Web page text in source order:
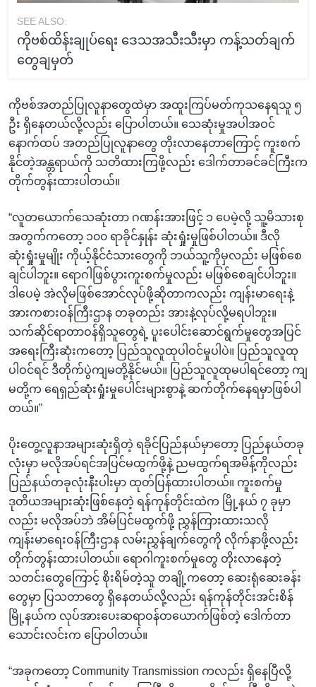
SEE ALSO:
ကိုဗစ်ထိန်းချုပ်ရေး ဒေသအသီးသီးမှာ ကန့်သတ်ချက်
တွေချမှတ်
ကိုဗစ်အတည်ပြုလူနာတွေထဲမှာ အထူးကြပ်မတ်ကုသနေရသူ ၅
ဦး ရှိနေတယ်လို့လည်း ပြောပါတယ်။ သေဆုံးမှုအပါအဝင်
နောက်ထပ် အတည်ပြုလူနာတွေ တိုးလာနေတာကြောင့် ကူးစက်
နိုင်တဲ့အန္တရာယ်ကို သတိထားကြဖို့လည်း ဒေါက်တာခင်ခင်ကြီးက
တိုက်တွန်းထားပါတယ်။
“လူတယောက်သေဆုံးတာ ဂဏန်းအားဖြင့် ၁ ပေမဲ့လို့ သူ့မိသားစု
အတွက်ကတော့ ၁၀၀ ရာခိုင်နှုန်း ဆုံးရှုံးမှုဖြစ်ပါတယ်။ ဒီလို
ဆုံးရှုံးမှုမျိုး ကိုယ့်နိုင်ငံသားတွေကို ဘယ်သူ့ကိုမှလည်း မဖြစ်စေ
ချင်ပါဘူး။ ရောဂါဖြစ်ပွားကူးစက်မှုလည်း မဖြစ်စေချင်ပါဘူး။
ဒါပေမဲ့ အဲလိုမဖြစ်အောင်လုပ်ဖို့ဆိုတာကလည်း ကျန်းမာရေးနဲ့
အားကစားဝန်ကြီးဌာန တခုတည်း အားနဲ့လုပ်လို့မရပါဘူး။
သက်ဆိုင်ရာတာဝန်ရှိသူတွေရဲ့ ပူးပေါင်းဆောင်ရွက်မှုတွေအပြင်
အရေးကြီးဆုံးကတော့ ပြည်သူလူထုပါဝင်မှုပါပဲ။ ပြည်သူလူထု
ပါဝင်ရင် ဒီတိုက်ပွဲကျမတို့နိုင်မယ်။ ပြည်သူလူထုမပါရင်တော့ ကျ
မတို့က ရေရှည်ဆုံးရှုံးမှုပေါင်းများစွာနဲ့ ဆက်တိုက်နေရမှာဖြစ်ပါ
တယ်။”
ပိုးတွေ့လူနာအများဆုံးရှိတဲ့ ရခိုင်ပြည်နယ်မှာတော့ ပြည်နယ်တခု
လုံးမှာ မလိုအပ်ရင်အပြင်မထွက်ဖို့နဲ့ ညမထွက်ရအမိန့်ကိုလည်း
ပြည်နယ်တခုလုံးနီးပါးမှာ ထုတ်ပြန်ထားပါတယ်။ ကူးစက်မှု
ဒုတိယအများဆုံးဖြစ်နေတဲ့ ရန်ကုန်တိုင်းထဲက မြို့နယ် ၇ ခုမှာ
လည်း မလိုအပ်ဘဲ အိမ်ပြင်မထွက်ဖို့ ညွှန်ကြားထားသလို
ကျန်းမာရေးဝန်ကြီးဌာန လမ်းညွှန်ချက်တွေကို လိုက်နာဖို့လည်း
တိုက်တွန်းထားပါတယ်။ ရောဂါကူးစက်မှုတွေ တိုးလာနေတဲ့
သတင်းတွေကြောင့် စိုးရိမ်တဲ့သူ တချို့ကတော့ ဆေးရုံဆေးခန်း
တွေမှာ ပြသတာတွေ ရှိနေတယ်လို့လည်း ရန်ကုန်တိုင်းအင်းစိန်
မြို့နယ်က လုပ်အားပေးဆရာဝန်တယောက်ဖြစ်တဲ့ ဒေါက်တာ
သောင်းလင်းက ပြောပါတယ်။
“အခုကတော့ Community Transmission ကလည်း ရှိနေပြီလို့